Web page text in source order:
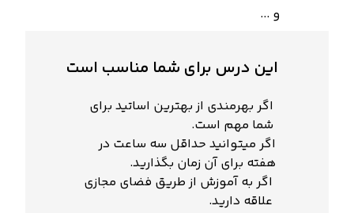
و ...
این درس برای شما مناسب است
اگر بهرمندی از بهترین اساتید برای
شما مهم است.
اگر میتوانید حداقل سه ساعت در
هفته برای آن زمان بگذارید.
اگر به آموزش از طریق فضای مجازی
علاقه دارید.